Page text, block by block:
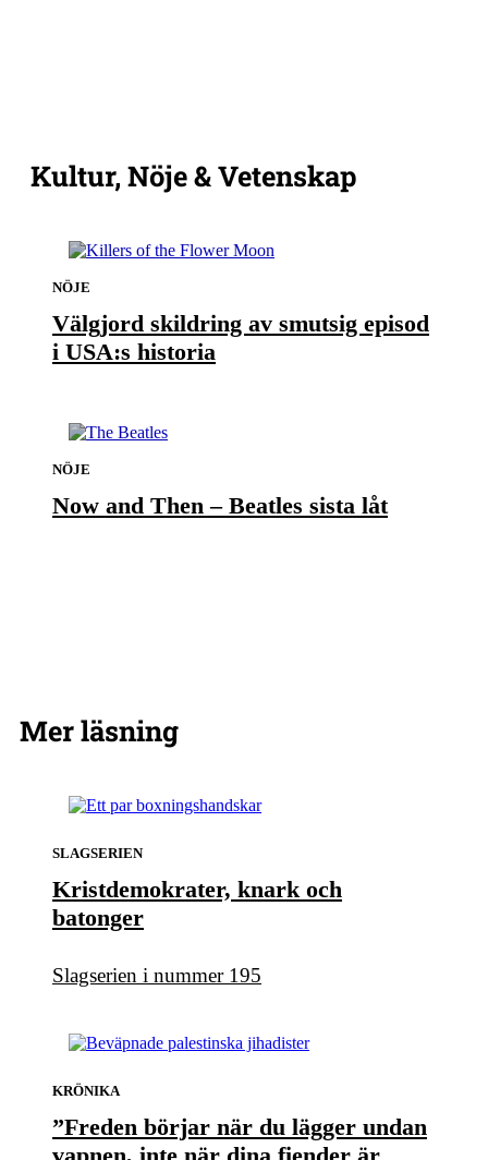
Kultur, Nöje & Vetenskap
NÖJE
Välgjord skildring av smutsig episod
i USA:s historia
NÖJE
Now and Then – Beatles sista låt
Mer läsning
SLAGSERIEN
Kristdemokrater, knark och
batonger
Slagserien i nummer 195
KRÖNIKA
”Freden börjar när du lägger undan